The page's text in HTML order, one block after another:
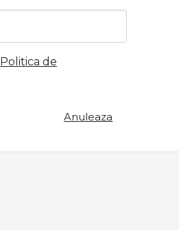
Politica de
Anuleaza